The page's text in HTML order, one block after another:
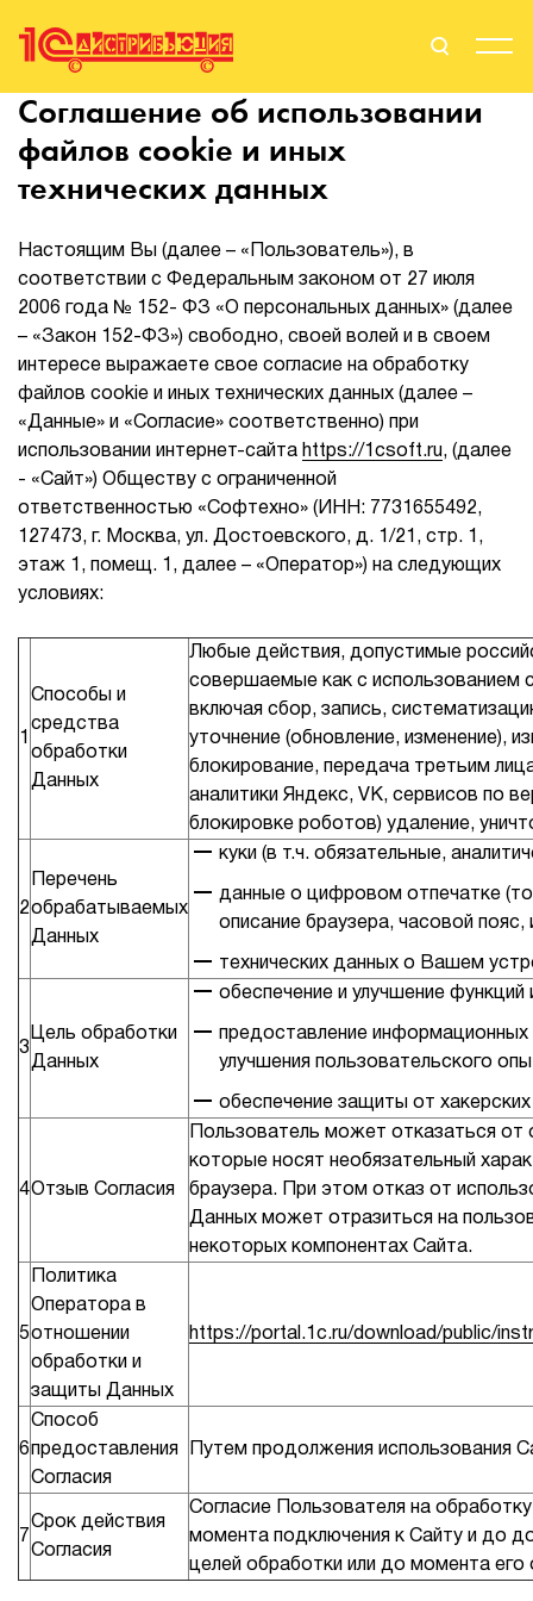
Поиск
Стать Партнером
О нас
Вендоры
Партнерам
События
1Cофт
Соглашение об использовании
файлов cookie и иных
технических данных
Настоящим Вы (далее – «Пользователь»), в
соответствии с Федеральным законом от 27 июля
2006 года № 152- ФЗ «О персональных данных» (далее
– «Закон 152-ФЗ») свободно, своей волей и в своем
интересе выражаете свое согласие на обработку
файлов сookie и иных технических данных (далее –
«Данные» и «Согласие» соответственно) при
использовании интернет-сайта https://1csoft.ru , (далее
- «Сайт») Обществу с ограниченной
ответственностью «Софтехно» (ИНН: 7731655492,
127473, г. Москва, ул. Достоевского, д. 1/21, стр. 1,
этаж 1, помещ. 1, далее – «Оператор») на следующих
условиях:
1
Способы и
средства
обработки
Данных
Любые действия, допустимые
совершаемые как с использованием
включая сбор, запись,
уточнение (обновление, изменение),
блокирование, передача третьим
аналитики Яндекс, VK, сервисов по
блокировке роботов) удаление,
2
Перечень
обрабатываемых
Данных
куки (в т.ч. обязательные,
данные о цифровом отпечатке
описание браузера, часовой пояс,
технических данных о Вашем
3
Цель обработки
Данных
обеспечение и улучшение
предоставление
улучшения пользовательского
обеспечение защиты от
4Отзыв Согласия
Пользователь может отказаться от
которые носят необязательный
браузера. При этом отказ от
Данных может отразиться на
некоторых компонентах Сайта.
5
Политика
Оператора в
отношении
обработки и
защиты Данных
https://portal.1c.ru/download/public/
6
Способ
предоставления
Согласия
Путем продолжения использования
7
Срок действия
Согласия
Согласие Пользователя на
момента подключения к Сайту и до
целей обработки или до момента его